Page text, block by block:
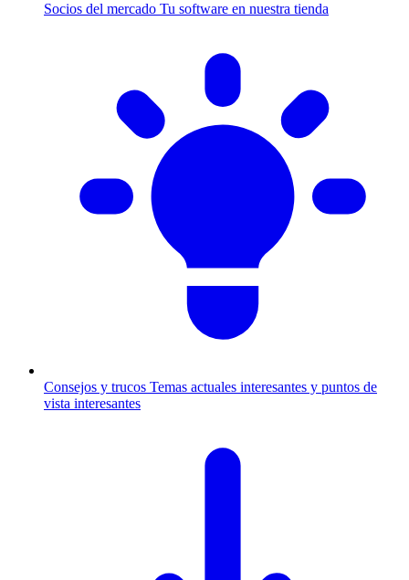
Socios del mercado Tu software en nuestra tienda
Consejos y trucos Temas actuales interesantes y puntos de
vista interesantes